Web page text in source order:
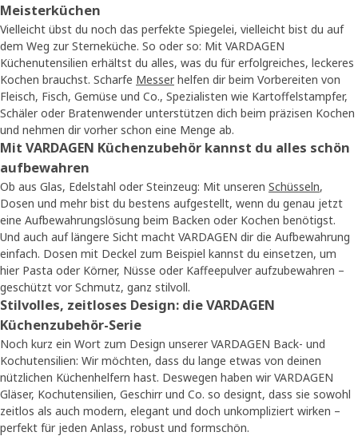
Meisterküchen
Vielleicht übst du noch das perfekte Spiegelei, vielleicht bist du auf
dem Weg zur Sterneküche. So oder so: Mit VARDAGEN
Küchenutensilien erhältst du alles, was du für erfolgreiches, leckeres
Kochen brauchst. Scharfe Messer helfen dir beim Vorbereiten von
Fleisch, Fisch, Gemüse und Co., Spezialisten wie Kartoffelstampfer,
Schäler oder Bratenwender unterstützen dich beim präzisen Kochen
und nehmen dir vorher schon eine Menge ab.
Mit VARDAGEN Küchenzubehör kannst du alles schön
aufbewahren
Ob aus Glas, Edelstahl oder Steinzeug: Mit unseren Schüsseln,
Dosen und mehr bist du bestens aufgestellt, wenn du genau jetzt
eine Aufbewahrungslösung beim Backen oder Kochen benötigst.
Und auch auf längere Sicht macht VARDAGEN dir die Aufbewahrung
einfach. Dosen mit Deckel zum Beispiel kannst du einsetzen, um
hier Pasta oder Körner, Nüsse oder Kaffeepulver aufzubewahren –
geschützt vor Schmutz, ganz stilvoll.
Stilvolles, zeitloses Design: die VARDAGEN
Küchenzubehör-Serie
Noch kurz ein Wort zum Design unserer VARDAGEN Back- und
Kochutensilien: Wir möchten, dass du lange etwas von deinen
nützlichen Küchenhelfern hast. Deswegen haben wir VARDAGEN
Gläser, Kochutensilien, Geschirr und Co. so designt, dass sie sowohl
zeitlos als auch modern, elegant und doch unkompliziert wirken –
perfekt für jeden Anlass, robust und formschön.